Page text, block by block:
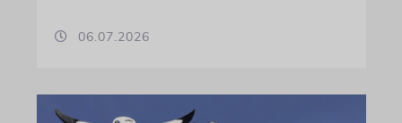
06.07.2026